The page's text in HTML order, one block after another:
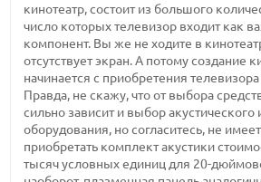
кинотеатр, состоит из большого
число которых телевизор входит как
компонент. Вы же не ходите в
отсутствует экран. А потому создание
начинается с приобретения
Правда, не скажу, что от выбора
сильно зависит и выбор акустического
оборудования, но согласитесь, не
приобретать комплект акустики
тысяч условных единиц для 20-